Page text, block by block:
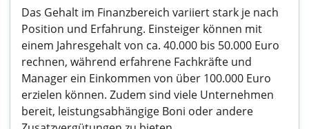
Das Gehalt im Finanzbereich variiert stark je nach
Position und Erfahrung. Einsteiger können mit
einem Jahresgehalt von ca. 40.000 bis 50.000 Euro
rechnen, während erfahrene Fachkräfte und
Manager ein Einkommen von über 100.000 Euro
erzielen können. Zudem sind viele Unternehmen
bereit, leistungsabhängige Boni oder andere